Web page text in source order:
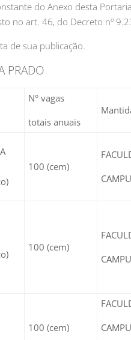
do Anexo desta
no art. 46, do Decreto nº
de sua publicação.
PRADO
N° vagas
totais anuais
100 (cem)
100 (cem)
100 (cem)